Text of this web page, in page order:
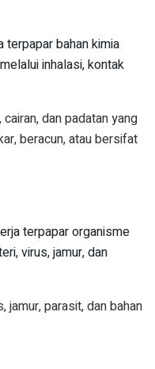
terpapar bahan kimia
inhalasi, kontak
dan padatan yang
beracun, atau bersifat
terpapar organisme
virus, jamur, dan
jamur, parasit, dan bahan